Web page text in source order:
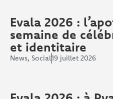
Evala 2026 :
semaine de
et identitaire
News, Social19 juillet 2026